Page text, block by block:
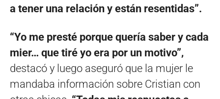
a tener una relación y están resentidas”.
“Yo me presté porque quería saber y cada
mier… que tiré yo era por un motivo”,
destacó y luego aseguró que la mujer le
mandaba información sobre Cristian con